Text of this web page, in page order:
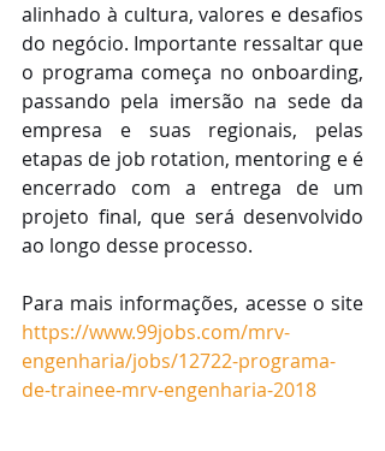
alinhado à cultura, valores e desafios
do negócio. Importante ressaltar que
o programa começa no onboarding,
passando pela imersão na sede da
empresa e suas regionais, pelas
etapas de job rotation, mentoring e é
encerrado com a entrega de um
projeto final, que será desenvolvido
ao longo desse processo.
https://www.99jobs.com/mrv-
engenharia/jobs/12722-programa-
de-trainee-mrv-engenharia-2018